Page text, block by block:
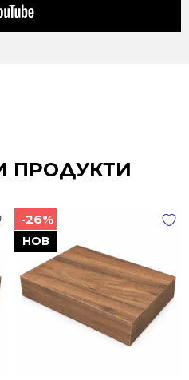
ПРОДУКТИ
НОВ
-26%